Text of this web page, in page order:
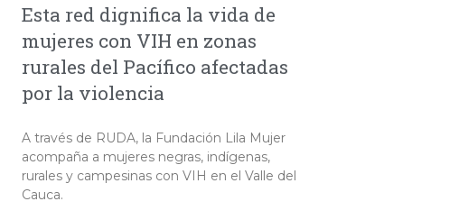
Esta red dignifica la vida de
mujeres con VIH en zonas
rurales del Pacífico afectadas
por la violencia
A través de RUDA, la Fundación Lila Mujer
acompaña a mujeres negras, indígenas,
rurales y campesinas con VIH en el Valle del
Cauca.​